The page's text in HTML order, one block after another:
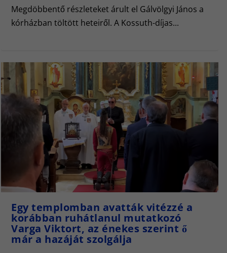
Megdöbbentő részleteket árult el Gálvölgyi János a
kórházban töltött heteiről. A Kossuth-díjas...
Egy templomban avatták vitézzé a
korábban ruhátlanul mutatkozó
Varga Viktort, az énekes szerint ő
már a hazáját szolgálja